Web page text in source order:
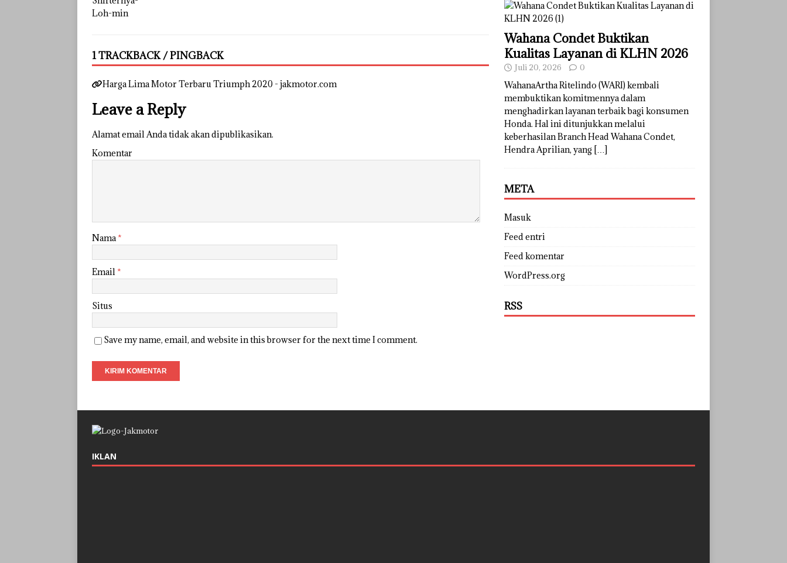
1 TRACKBACK / PINGBACK
Harga Lima Motor Terbaru Triumph 2020 - jakmotor.com
Leave a Reply
Alamat email Anda tidak akan dipublikasikan.
Komentar
Nama*
Email *
Situs
Save my name, email, and website in this browser for the next time I comment.
Wahana Condet Buktikan
Kualitas Layanan di KLHN 2026
Juli 20, 2026 0
WahanaArtha Ritelindo (WARI) kembali
membuktikan komitmennya dalam
menghadirkan layanan terbaik bagi konsumen
Honda. Hal ini ditunjukkan melalui
keberhasilan Branch Head Wahana Condet,
Hendra Aprilian, yang […]
META
Masuk
Feed entri
Feed komentar
WordPress.org
RSS
IKLAN